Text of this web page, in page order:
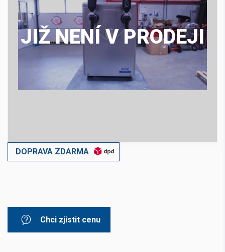
JIŽ NENÍ V PRODEJI
DOPRAVA ZDARMA
Chci zjistit cenu